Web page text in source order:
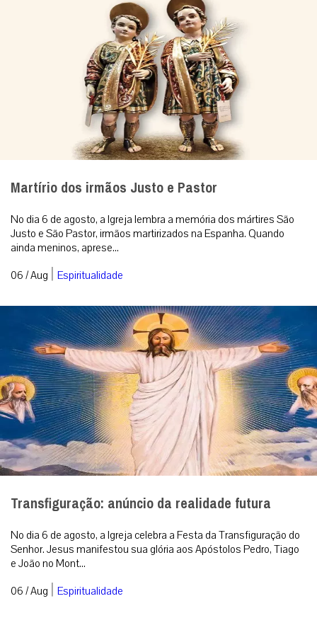
Martírio dos irmãos Justo e Pastor
No dia 6 de agosto, a Igreja lembra a memória dos mártires São
Justo e São Pastor, irmãos martirizados na Espanha. Quando
ainda meninos, aprese...
06 / Aug | Espiritualidade
Transfiguração: anúncio da realidade futura
No dia 6 de agosto, a Igreja celebra a Festa da Transfiguração do
Senhor. Jesus manifestou sua glória aos Apóstolos Pedro, Tiago
e João no Mont...
06 / Aug | Espiritualidade